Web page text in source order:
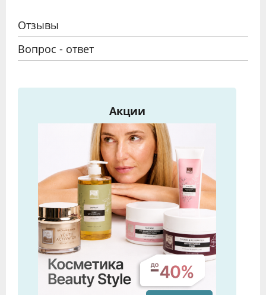
Отзывы
Вопрос - ответ
Акции